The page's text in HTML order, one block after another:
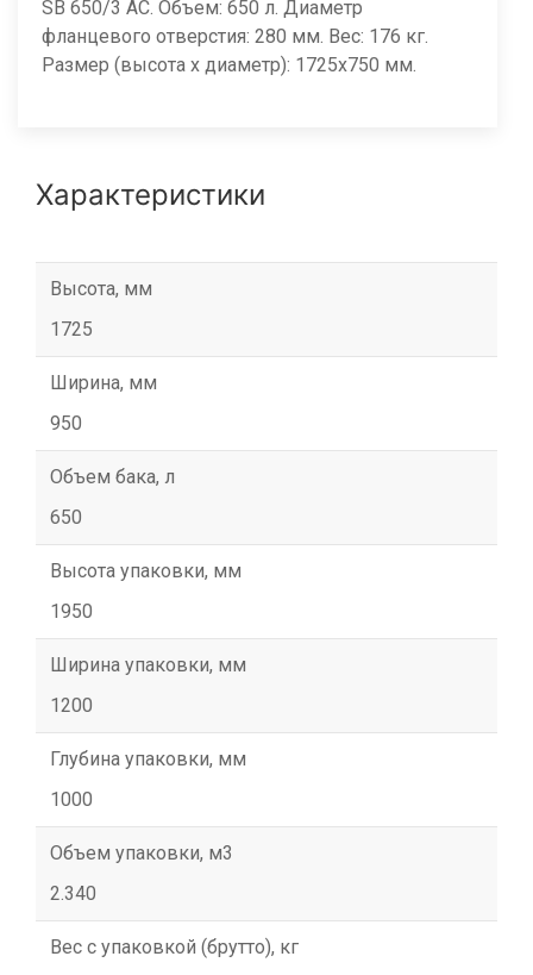
SB 650/3 AC. Объем: 650 л. Диаметр
фланцевого отверстия: 280 мм. Вес: 176 кг.
Размер (высота х диаметр): 1725х750 мм.
Характеристики
Высота, мм
1725
Ширина, мм
950
Объем бака, л
650
Высота упаковки, мм
1950
Ширина упаковки, мм
1200
Глубина упаковки, мм
1000
Объем упаковки, м3
2.340
Вес с упаковкой (брутто), кг